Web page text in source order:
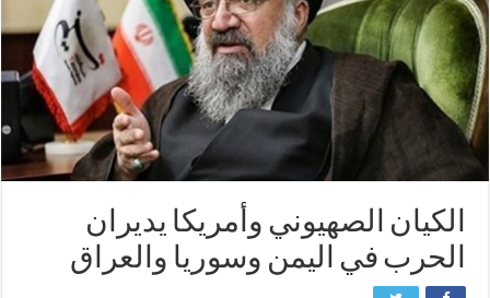
الكيان الصهيوني وأمريكا يديران
الحرب في اليمن وسوريا والعراق